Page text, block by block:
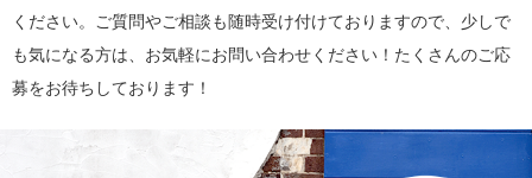
ください。ご質問やご相談も随時受け付けておりますので、少しで
も気になる方は、お気軽にお問い合わせください！たくさんのご応
募をお待ちしております！